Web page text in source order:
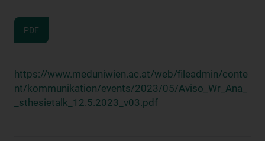
PDF
https://www.meduniwien.ac.at/web/fileadmin/conte
nt/kommunikation/events/2023/05/Aviso_Wr_Ana_
_sthesietalk_12.5.2023_v03.pdf